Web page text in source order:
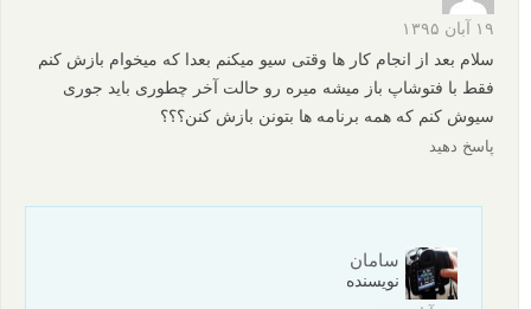
۱۹ آبان ۱۳۹۵
سلام بعد از انجام کار ها وقتی سیو میکنم بعدا که میخوام بازش کنم
فقط با فتوشاپ باز میشه میره رو حالت آخر چطوری باید جوری
سیوش کنم که همه برنامه ها بتونن بازش کنن؟؟؟
پاسخ دهید
سامان
نویسنده